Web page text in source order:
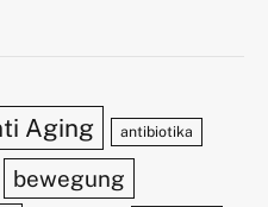
Aging antibiotika
bewegung